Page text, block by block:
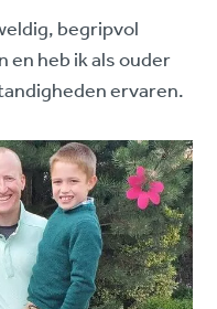
begripvol
heb ik als ouder
ervaren.